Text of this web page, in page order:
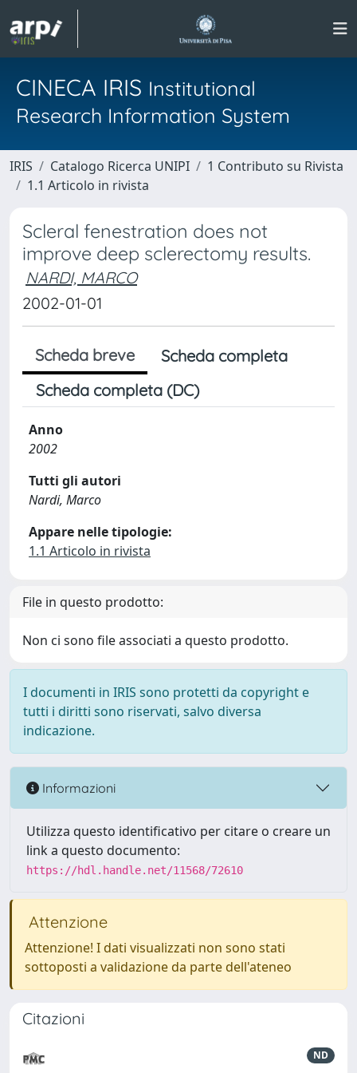
CINECA IRIS Institutional
Research Information System
IRIS Catalogo Ricerca UNIPI
1 Contributo su Rivista
1.1 Articolo in rivista
Scleral fenestration does not
improve deep sclerectomy results.
NARDI, MARCO
2002-01-01
Scheda breve
Scheda completa
Scheda completa (DC)
Anno
2002
Tutti gli autori
Nardi, Marco
Appare nelle tipologie:
1.1 Articolo in rivista
File in questo prodotto:
Non ci sono file associati a questo prodotto.
I documenti in IRIS sono protetti da copyright e
tutti i diritti sono riservati, salvo diversa
indicazione.
Informazioni
Utilizza questo identificativo per citare o creare un
link a questo documento:
https://hdl.handle.net/11568/72610
Attenzione
Attenzione! I dati visualizzati non sono stati
sottoposti a validazione da parte dell'ateneo
Citazioni
ND